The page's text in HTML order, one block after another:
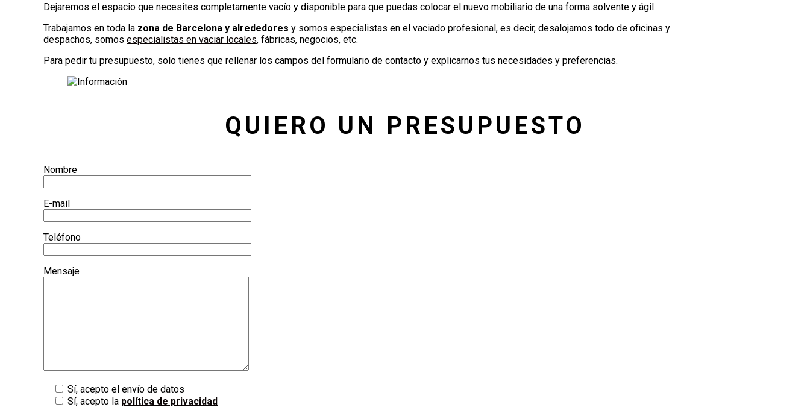
Dejaremos el espacio que necesites completamente vacío y disponible para que puedas colocar el nuevo mobiliario de una forma solvente y ágil.
Trabajamos en toda la zona de Barcelona y alrededores y somos especialistas en el vaciado profesional, es decir, desalojamos todo de oficinas y
despachos, somos especialistas en vaciar locales, fábricas, negocios, etc.
Para pedir tu presupuesto, solo tienes que rellenar los campos del formulario de contacto y explicarnos tus necesidades y preferencias.
QUIERO UN PRESUPUESTO
Nombre
E-mail
Teléfono
Mensaje
Sí, acepto el envío de datos
Sí, acepto la política de privacidad